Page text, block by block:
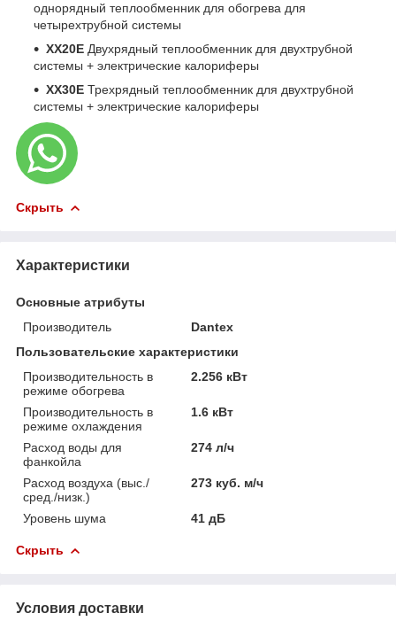
однорядный теплообменник для обогрева для
четырехтрубной системы
XX20E Двухрядный теплообменник для двухтрубной
системы + электрические калориферы
XX30E Трехрядный теплообменник для двухтрубной
системы + электрические калориферы
Скрыть
Характеристики
Основные атрибуты
Производитель
Dantex
Пользовательские характеристики
Производительность в
режиме обогрева
2.256 кВт
Производительность в
режиме охлаждения
1.6 кВт
Расход воды для
фанкойла
274 л/ч
Расход воздуха (выс./
сред./низк.)
273 куб. м/ч
Уровень шума 41 дБ
Скрыть
Условия доставки